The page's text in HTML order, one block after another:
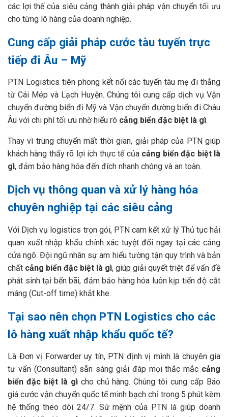
các lợi thế của siêu cảng thành giải pháp vận chuyển tối ưu
cho từng lô hàng của doanh nghiệp.
Cung cấp giải pháp cước tàu tuyến trực
tiếp đi Âu – Mỹ
PTN Logistics tiên phong kết nối các tuyến tàu mẹ đi thẳng
từ Cái Mép và Lạch Huyện. Chúng tôi cung cấp dịch vụ Vận
chuyển đường biển đi Mỹ và Vận chuyển đường biển đi Châu
Âu với chi phí tối ưu nhờ hiểu rõ cảng biển đặc biệt là gì.
Thay vì trung chuyển mất thời gian, giải pháp của PTN giúp
khách hàng thấy rõ lợi ích thực tế củacảng biển đặc biệt là
gì, đảm bảo hàng hóa đến đích nhanh chóng và an toàn.
Dịch vụ thông quan và xử lý hàng hóa
chuyên nghiệp tại các siêu cảng
Với Dịch vụ logistics trọn gói, PTN cam kết xử lý Thủ tục hải
quan xuất nhập khẩu chính xác tuyệt đối ngay tại các cảng
cửa ngõ. Đội ngũ nhân sự am hiểu tường tận quy trình và bản
chất cảng biển đặc biệt là gì, giúp giải quyết triệt để vấn đề
phát sinh tại bến bãi, đảm bảo hàng hóa luôn kịp tiến độ cắt
máng (Cut-off time) khắt khe.
Tại sao nên chọn PTN Logistics cho các
lô hàng xuất nhập khẩu quốc tế?
Là Đơn vị Forwarder uy tín, PTN định vị mình là chuyên gia
tư vấn (Consultant) sẵn sàng giải đáp mọi thắc mắc cảng
biển đặc biệt là gìcho chủ hàng. Chúng tôi cung cấp Báo
giá cước vận chuyển quốc tế minh bạch chỉ trong 5 phút kèm
hệ thống theo dõi 24/7. Sứ mệnh của PTN là giúp doanh